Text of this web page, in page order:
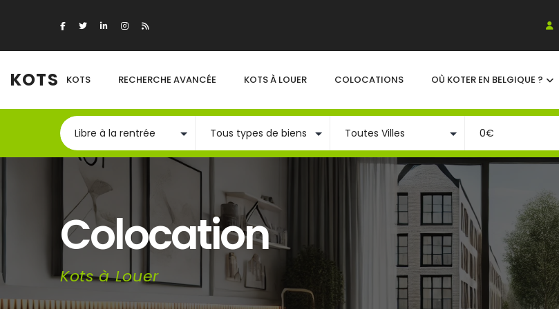
KOTS KOTS RECHERCHE AVANCÉE KOTS À LOUER COLOCATIONS OÙ KOTER EN BELGIQUE ?
Colocation
Kots à Louer